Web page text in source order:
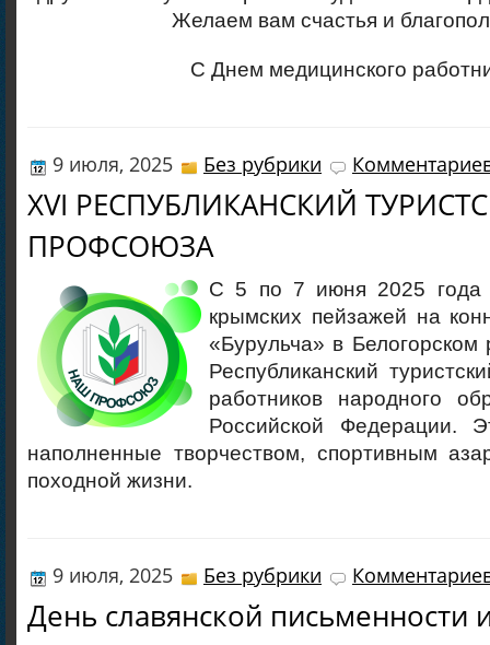
Желаем вам счастья и
С Днем медицинского
9 июля, 2025 Без рубрики
XVI РЕСПУБЛИКАНСКИЙ
ПРОФСОЮЗА
С 5 по 7 июня 2025 года
крымских пейзажей на
«Бурульча» в
Республиканский
работников народного
Российской Федерации.
наполненные творчеством, спортивным
походной жизни.
9 июля, 2025 Без рубрики
День славянской письменности